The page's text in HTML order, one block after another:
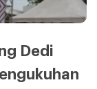
Dedi